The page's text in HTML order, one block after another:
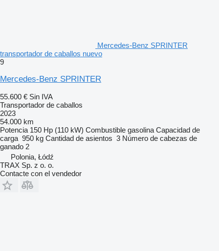
Mercedes-Benz SPRINTER
transportador de caballos nuevo
9
Mercedes-Benz SPRINTER
55.600 € Sin IVA
Transportador de caballos
2023
54.000 km
Potencia 150 Hp (110 kW) Combustible gasolina Capacidad de
carga 950 kg Cantidad de asientos 3 Número de cabezas de
ganado 2
Polonia, Łódź
TRAX Sp. z o. o.
Contacte con el vendedor